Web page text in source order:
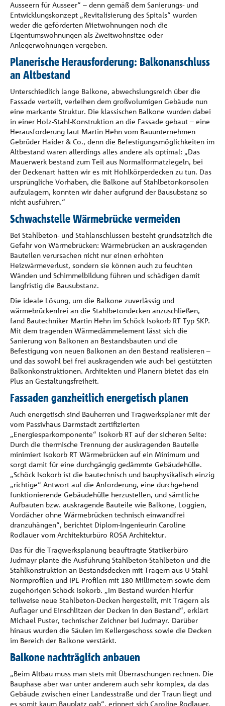
Ausseern für Ausseer“ – denn gemäß dem Sanierungs- und
Entwicklungskonzept „Revitalisierung des Spitals“ wurden
weder die geförderten Mietwohnungen noch die
Eigentumswohnungen als Zweitwohnsitze oder
Anlegerwohnungen vergeben.
Planerische Herausforderung: Balkonanschluss
an Altbestand
Unterschiedlich lange Balkone, abwechslungsreich über die
Fassade verteilt, verleihen dem großvolumigen Gebäude nun
eine markante Struktur. Die klassischen Balkone wurden dabei
in einer Holz-Stahl-Konstruktion an die Fassade gebaut – eine
Herausforderung laut Martin Hehn vom Bauunternehmen
Gebrüder Haider & Co., denn die Befestigungsmöglichkeiten im
Altbestand waren allerdings alles andere als optimal: „Das
Mauerwerk bestand zum Teil aus Normalformatziegeln, bei
der Deckenart hatten wir es mit Hohlkörperdecken zu tun. Das
ursprüngliche Vorhaben, die Balkone auf Stahlbetonkonsolen
aufzulagern, konnten wir daher aufgrund der Bausubstanz so
nicht ausführen.“
Schwachstelle Wärmebrücke vermeiden
Bei Stahlbeton- und Stahlanschlüssen besteht grundsätzlich die
Gefahr von Wärmebrücken: Wärmebrücken an auskragenden
Bauteilen verursachen nicht nur einen erhöhten
Heizwärmeverlust, sondern sie können auch zu feuchten
Wänden und Schimmelbildung führen und schädigen damit
langfristig die Bausubstanz.
Die ideale Lösung, um die Balkone zuverlässig und
wärmebrückenfrei an die Stahlbetondecken anzuschließen,
fand Bautechniker Martin Hehn im Schöck Isokorb RT Typ SKP.
Mit dem tragenden Wärmedämmelement lässt sich die
Sanierung von Balkonen an Bestandsbauten und die
Befestigung von neuen Balkonen an den Bestand realisieren –
und das sowohl bei frei auskragenden wie auch bei gestützten
Balkonkonstruktionen. Architekten und Planern bietet das ein
Plus an Gestaltungsfreiheit.
Fassaden ganzheitlich energetisch planen
Auch energetisch sind Bauherren und Tragwerksplaner mit der
vom Passivhaus Darmstadt zertifizierten
„Energiesparkomponente“ Isokorb RT auf der sicheren Seite:
Durch die thermische Trennung der auskragenden Bauteile
minimiert Isokorb RT Wärmebrücken auf ein Minimum und
sorgt damit für eine durchgängig gedämmte Gebäudehülle.
„Schöck Isokorb ist die bautechnisch und bauphysikalisch einzig
„richtige“ Antwort auf die Anforderung, eine durchgehend
funktionierende Gebäudehülle herzustellen, und sämtliche
Aufbauten bzw. auskragende Bauteile wie Balkone, Loggien,
Vordächer ohne Wärmebrücken technisch einwandfrei
dranzuhängen“, berichtet Diplom-Ingenieurin Caroline
Rodlauer vom Architekturbüro ROSA Architektur.
Das für die Tragwerksplanung beauftragte Statikerbüro
Judmayr plante die Ausführung Stahlbeton-Stahlbeton und die
Stahlkonstruktion an Bestandsdecken mit Trägern aus U-Stahl-
Normprofilen und IPE-Profilen mit 180 Millimetern sowie dem
zugehörigen Schöck Isokorb. „Im Bestand wurden hierfür
teilweise neue Stahlbeton-Decken hergestellt, mit Trägern als
Auflager und Einschlitzen der Decken in den Bestand“, erklärt
Michael Puster, technischer Zeichner bei Judmayr. Darüber
hinaus wurden die Säulen im Kellergeschoss sowie die Decken
im Bereich der Balkone verstärkt.
Balkone nachträglich anbauen
„Beim Altbau muss man stets mit Überraschungen rechnen. Die
Bauphase aber war unter anderem auch sehr komplex, da das
Gebäude zwischen einer Landesstraße und der Traun liegt und
es somit kaum Bauplatz gab“, erinnert sich Caroline Rodlauer.